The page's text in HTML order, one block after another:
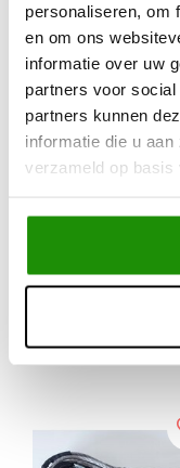
personaliseren, om
en om ons
informatie over uw
partners voor
partners kunnen
informatie die u
verzameld op basis
RAPID TIRE
€28,88